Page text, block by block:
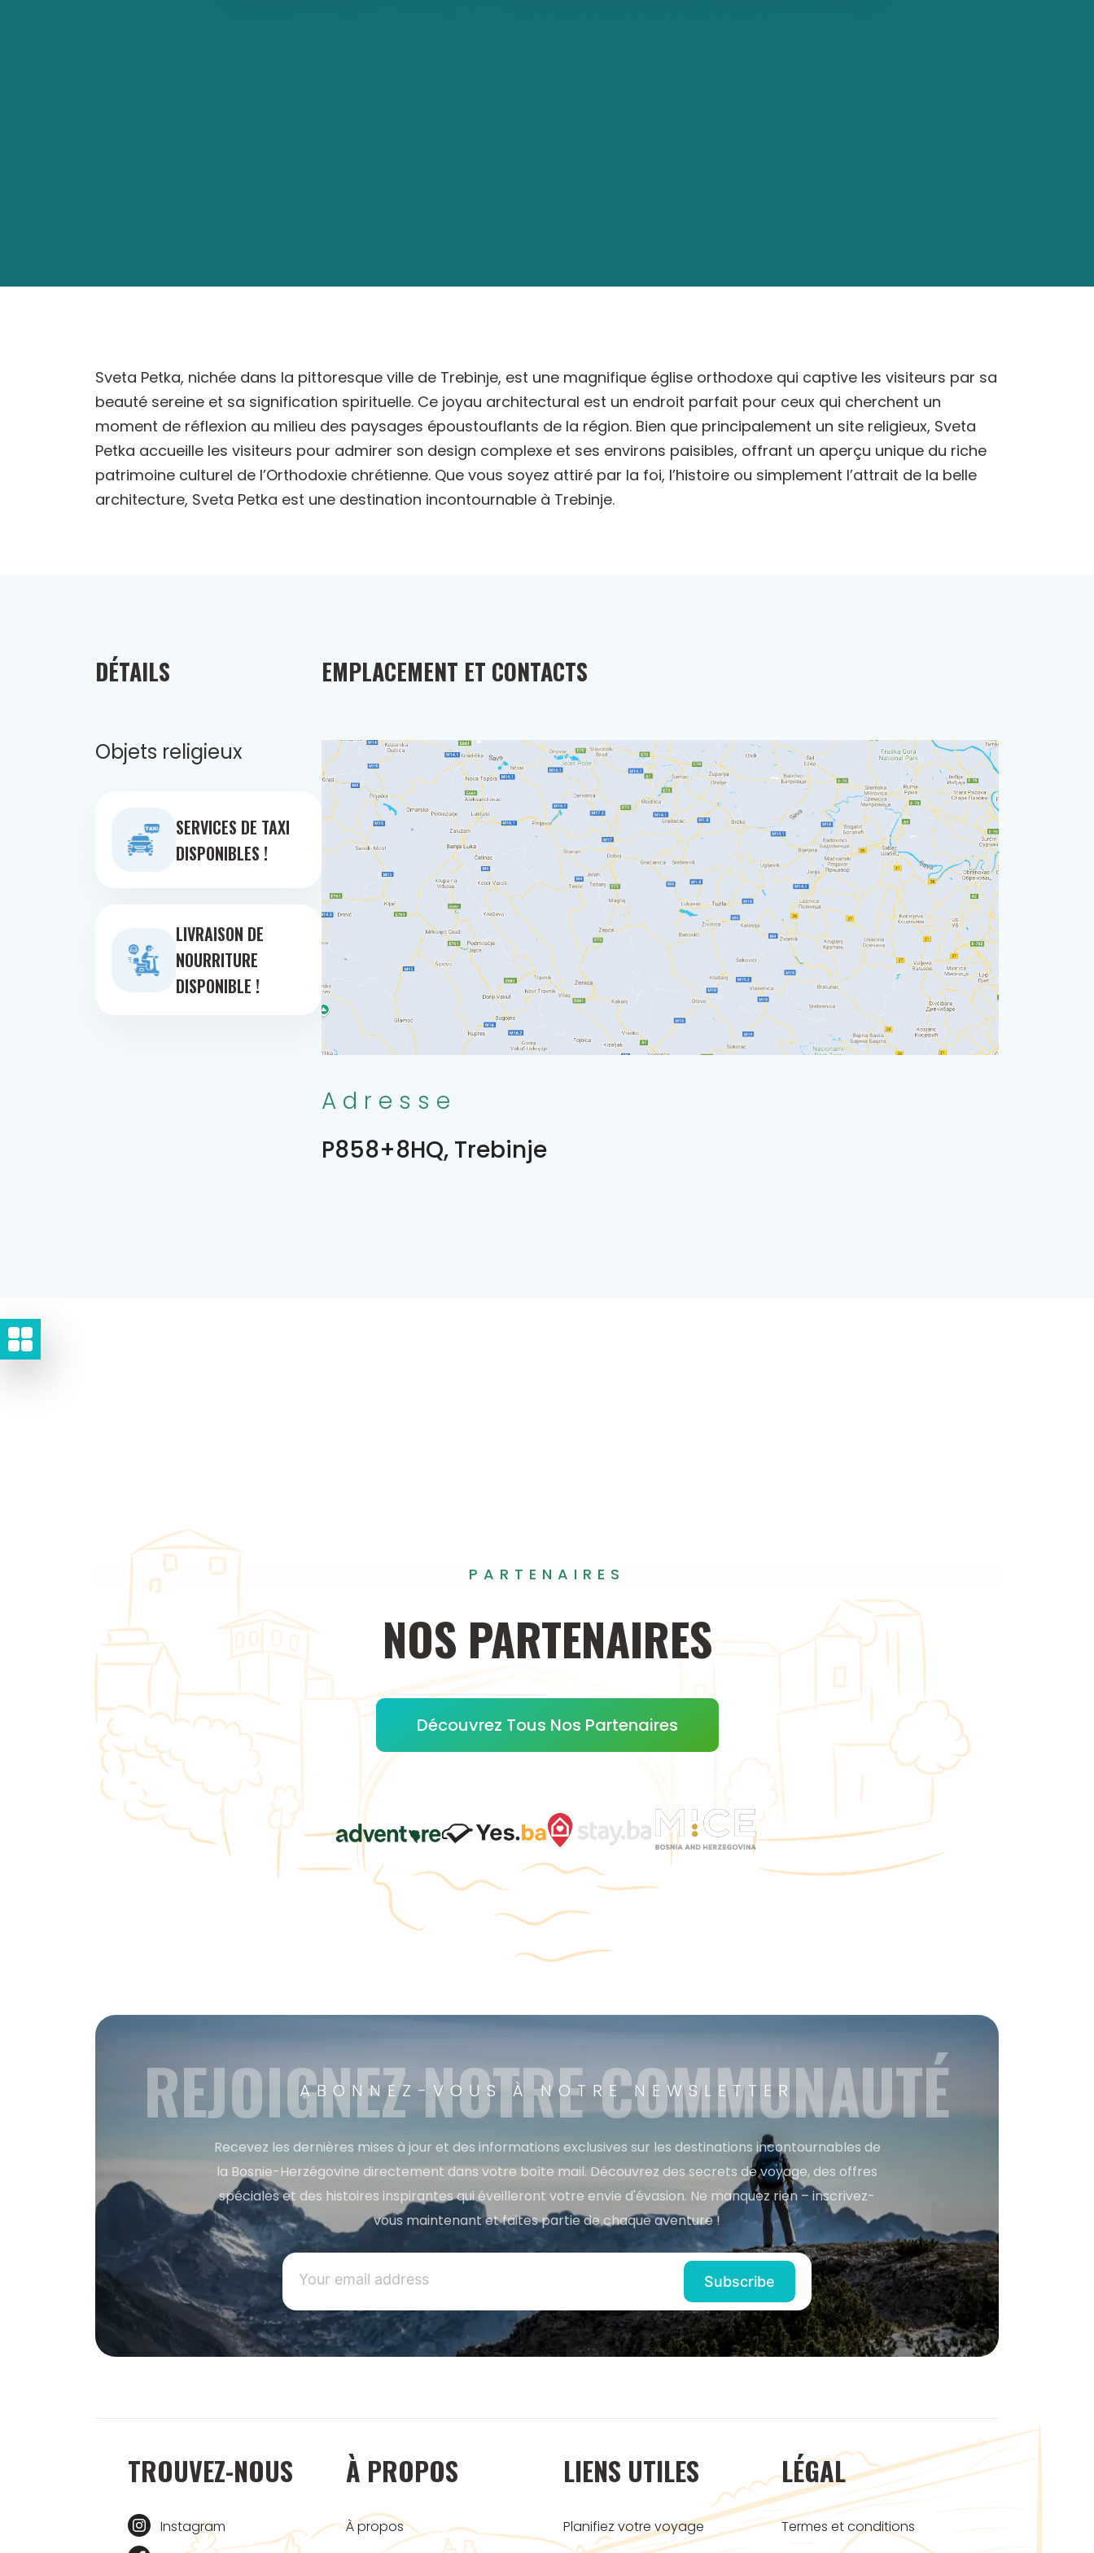
Sveta Petka, nichée dans la pittoresque ville de Trebinje, est une magnifique église orthodoxe qui captive les visiteurs par sa
beauté sereine et sa signification spirituelle. Ce joyau architectural est un endroit parfait pour ceux qui cherchent un
moment de réflexion au milieu des paysages époustouflants de la région. Bien que principalement un site religieux, Sveta
Petka accueille les visiteurs pour admirer son design complexe et ses environs paisibles, offrant un aperçu unique du riche
patrimoine culturel de l’Orthodoxie chrétienne. Que vous soyez attiré par la foi, l’histoire ou simplement l’attrait de la belle
architecture, Sveta Petka est une destination incontournable à Trebinje.
DÉTAILS
Objets religieux
SERVICES DE TAXI
DISPONIBLES !
LIVRAISON DE
NOURRITURE
DISPONIBLE !
EMPLACEMENT ET CONTACTS
Adresse
P858+8HQ, Trebinje
PARTENAIRES
NOS PARTENAIRES
Découvrez Tous Nos Partenaires
ABONNEZ-VOUS À NOTRE NEWSLETTER
REJOIGNEZ NOTRE COMMUNAUTÉ
Recevez les dernières mises à jour et des informations exclusives sur les destinations incontournables de
la Bosnie-Herzégovine directement dans votre boîte mail. Découvrez des secrets de voyage, des offres
spéciales et des histoires inspirantes qui éveilleront votre envie d'évasion. Ne manquez rien – inscrivez-
vous maintenant et faites partie de chaque aventure !
TROUVEZ-NOUS
Instagram
À PROPOS
À propos
LIENS UTILES
Planifiez votre voyage
LÉGAL
Termes et conditions